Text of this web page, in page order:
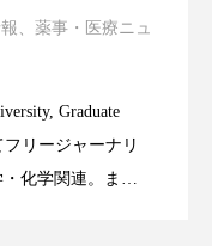
チ
、薬事・医療ニュ
Graduate
リージャーナリ
化学関連。ま
限食の減量効果